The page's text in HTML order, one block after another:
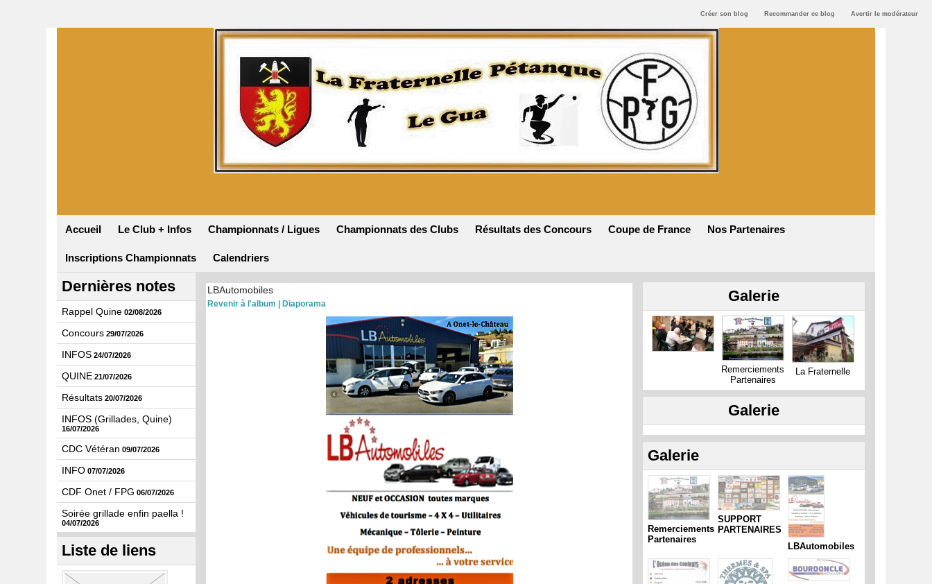
Créer son blog Recommander ce blog Avertir le modérateur
Accueil Le Club + Infos Championnats / Ligues Championnats des Clubs Résultats des Concours Coupe de France Nos Partenaires
Inscriptions Championnats Calendriers
Dernières notes
Rappel Quine 02/08/2026
Concours 29/07/2026
INFOS 24/07/2026
QUINE 21/07/2026
Résultats 20/07/2026
INFOS (Grillades, Quine)
16/07/2026
CDC Vétéran 09/07/2026
INFO 07/07/2026
CDF Onet / FPG 06/07/2026
Soirée grillade enfin paella !
04/07/2026
Liste de liens
LBAutomobiles
Revenir à l'album Diaporama Galerie
Remerciements
Partenaires
La Fraternelle
Galerie
Galerie
Remerciements
Partenaires
SUPPORT
PARTENAIRES
LBAutomobiles